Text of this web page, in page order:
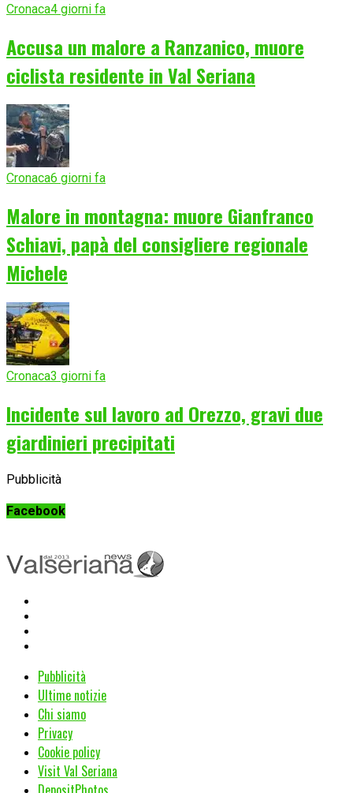
Cronaca4 giorni fa
Accusa un malore a Ranzanico, muore
ciclista residente in Val Seriana
Cronaca6 giorni fa
Malore in montagna: muore Gianfranco
Schiavi, papà del consigliere regionale
Michele
Cronaca3 giorni fa
Incidente sul lavoro ad Orezzo, gravi due
giardinieri precipitati
Pubblicità
Facebook
Pubblicità
Ultime notizie
Chi siamo
Privacy
Cookie policy
Visit Val Seriana